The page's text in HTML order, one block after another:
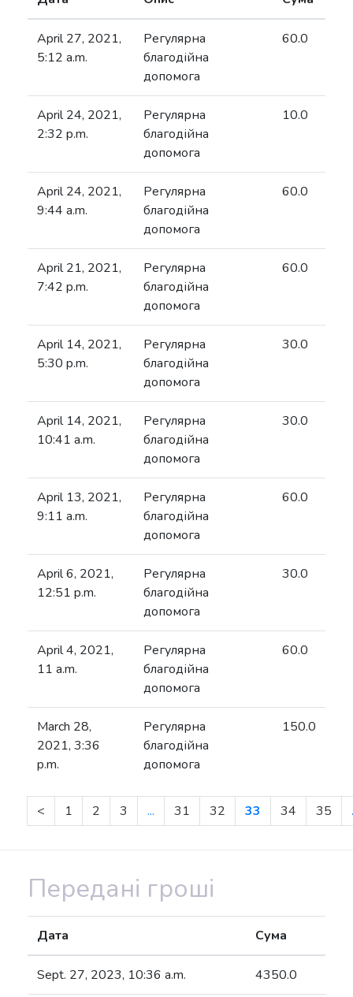
April 27, 2021,
5:12 a.m.
Регулярна
благодійна
допомога
60.0
April 24, 2021,
2:32 p.m.
Регулярна
благодійна
допомога
10.0
April 24, 2021,
9:44 a.m.
Регулярна
благодійна
допомога
60.0
April 21, 2021,
7:42 p.m.
Регулярна
благодійна
допомога
60.0
April 14, 2021,
5:30 p.m.
Регулярна
благодійна
допомога
30.0
April 14, 2021,
10:41 a.m.
Регулярна
благодійна
допомога
30.0
April 13, 2021,
9:11 a.m.
Регулярна
благодійна
допомога
60.0
April 6, 2021,
12:51 p.m.
Регулярна
благодійна
допомога
30.0
April 4, 2021,
11 a.m.
Регулярна
благодійна
допомога
60.0
March 28,
2021, 3:36
p.m.
Регулярна
благодійна
допомога
150.0
< 1 2 3 ... 31 32 33 34 35
Передані гроші
Дата Сума
Sept. 27, 2023, 10:36 a.m. 4350.0